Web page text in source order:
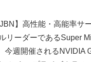
】高性能・高能率サ
リーダーであるSuper
今週開催されるNVIDIA